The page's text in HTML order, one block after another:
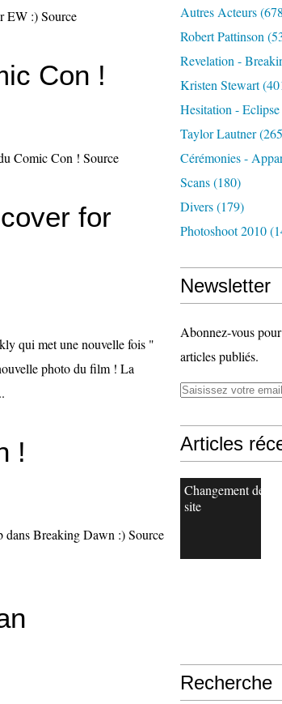
EW :) Source
Con !
Comic Con ! Source
for
qui met une nouvelle fois "
photo du film ! La
!
dans Breaking Dawn :) Source
Autres Acteurs
Robert Pattinson
Revelation -
Kristen Stewart
Hesitation - Eclipse
Taylor Lautner
Cérémonies -
Scans(180)
Divers(179)
Photoshoot 2010
Newsletter
Abonnez-vous
articles publiés.
Articles
Changement de
site
Recherche